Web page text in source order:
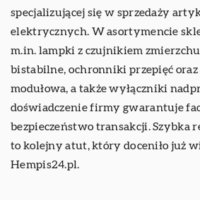
specjalizującej się w sprzedaży
elektrycznych. W asortymencie
m.in. lampki z czujnikiem
bistabilne, ochronniki przepięć oraz
modułowa, a takżewyłączniki
doświadczenie firmy gwarantuje
bezpieczeństwo transakcji. Szybka
to kolejny atut, który doceniło już
Hempis24.pl.